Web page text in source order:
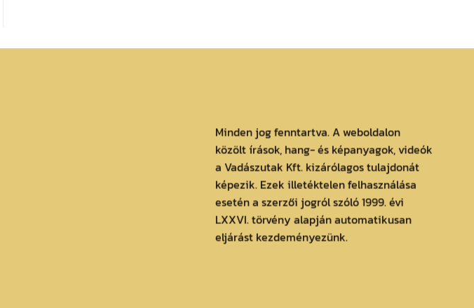
Minden jog fenntartva. A weboldalon
közölt írások, hang- és képanyagok, videók
a Vadászutak Kft. kizárólagos tulajdonát
képezik. Ezek illetéktelen felhasználása
esetén a szerzői jogról szóló 1999. évi
LXXVI. törvény alapján automatikusan
eljárást kezdeményezünk.